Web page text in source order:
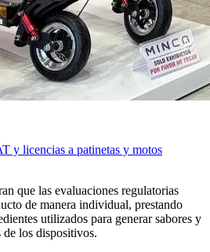
y licencias a patinetas y motos
que las evaluaciones regulatorias
de manera individual, prestando
utilizados para generar sabores y
de los dispositivos.